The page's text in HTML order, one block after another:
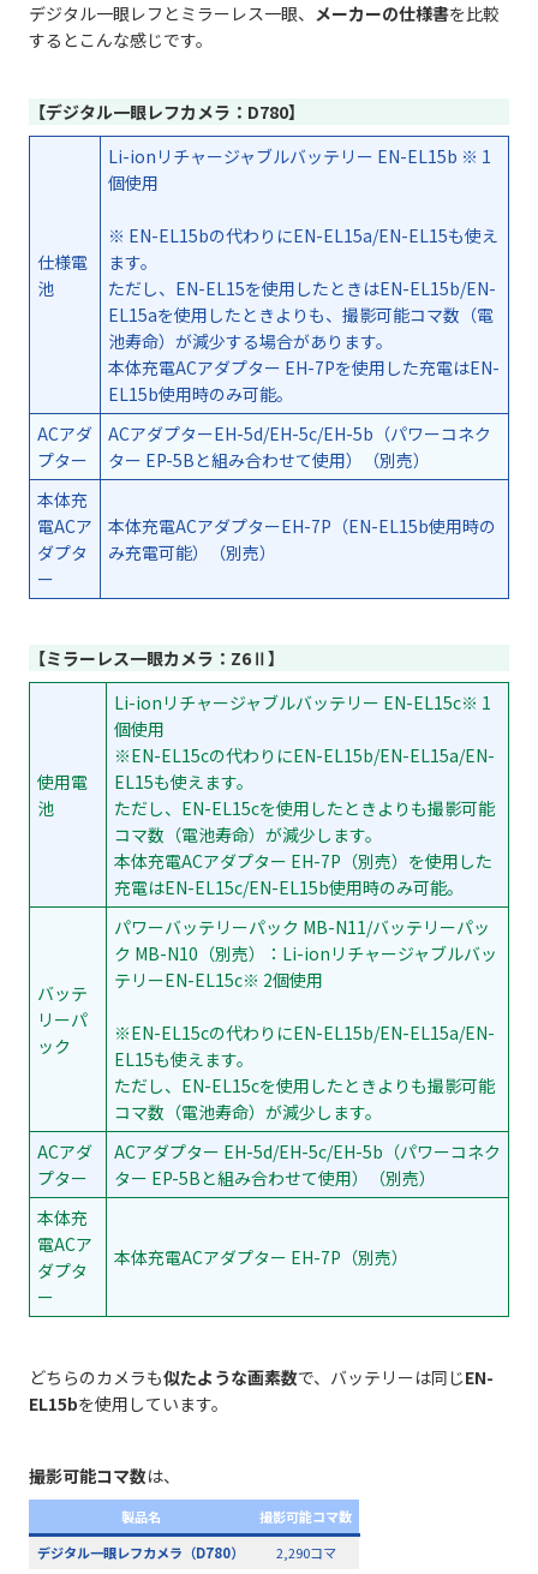
デジタル一眼レフとミラーレス一眼、 メーカーの仕様書を比較
するとこんな感じです。
【デジタル一眼レフカメラ：D780】
仕様電
池
Li-ionリチャージャブルバッテリー EN-EL15b ※ 1
個使用
※ EN-EL15bの代わりにEN-EL15a/EN-EL15も使え
ます。
ただし、EN-EL15を使用したときはEN-EL15b/EN-
EL15aを使用したときよりも、撮影可能コマ数（電
池寿命）が減少する場合があります。
本体充電ACアダプター EH-7Pを使用した充電はEN-
EL15b使用時のみ可能。
ACアダ
プター
ACアダプターEH-5d/EH-5c/EH-5b（パワーコネク
ター EP-5Bと組み合わせて使用）（別売）
本体充
電ACア
ダプタ
ー
本体充電ACアダプターEH-7P（EN-EL15b使用時の
み充電可能）（別売）
【ミラーレス一眼カメラ：Z6Ⅱ】
使用電
池
Li-ionリチャージャブルバッテリー EN-EL15c※ 1
個使用
※EN-EL15cの代わりにEN-EL15b/EN-EL15a/EN-
EL15も使えます。
ただし、EN-EL15cを使用したときよりも撮影可能
コマ数（電池寿命）が減少します。
本体充電ACアダプター EH-7P（別売）を使用した
充電はEN-EL15c/EN-EL15b使用時のみ可能。
バッテ
リーパ
ック
パワーバッテリーパック MB-N11/バッテリーパッ
ク MB-N10（別売）：Li-ionリチャージャブルバッ
テリーEN-EL15c※ 2個使用
※EN-EL15cの代わりにEN-EL15b/EN-EL15a/EN-
EL15も使えます。
ただし、EN-EL15cを使用したときよりも撮影可能
コマ数（電池寿命）が減少します。
ACアダ
プター
ACアダプター EH-5d/EH-5c/EH-5b（パワーコネク
ター EP-5Bと組み合わせて使用）（別売）
本体充
電ACア
ダプタ
ー
本体充電ACアダプター EH-7P（別売）
どちらのカメラも似たような画素数で、バッテリーは同じEN-
EL15bを使用しています。
撮影可能コマ数は、
製品名
撮影可能コマ数
デジタル一眼レフカメラ（D780）
2,290コマ